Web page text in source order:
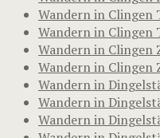
Wandern in Clingen
Wandern in Clingen
Wandern in Clingen
Wandern in Clingen
Wandern in
Wandern in
Wandern in